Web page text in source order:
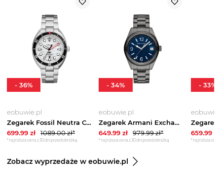
eobuwie.pl
Zegarek Fossil Neutra Chrono FS6063 Brązowy
699.99 zł 1089.00zł*
*najniższa cena z 30 dni przed obniżką
- 36%
eobuwie.pl
Zegarek Armani Exchange Kilian AX1421 Szary
649.99 zł 979.99zł*
*najniższa cena z 30 dni przed obniżką
-34%
659.99zł
*najniższa cena
- 33%
Zobacz wyprzedaże w eobuwie.pl